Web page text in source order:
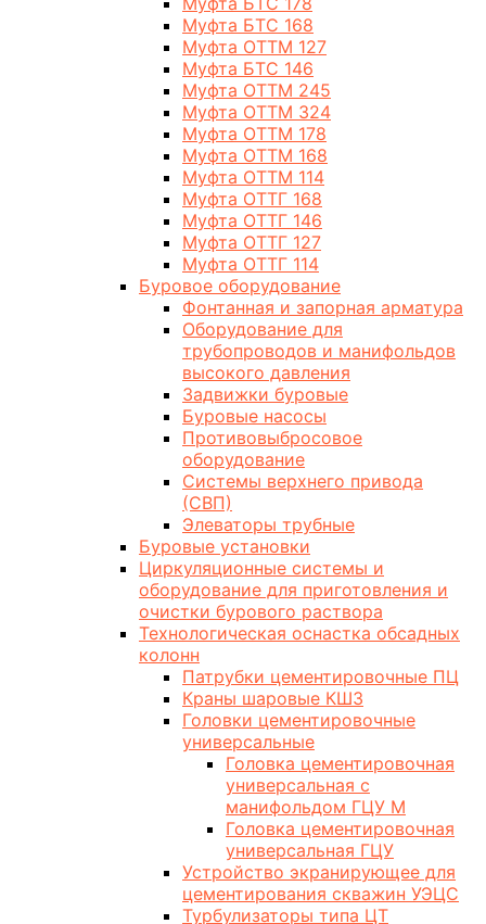
Муфта БТС 168
Муфта ОТТМ 127
Муфта БТС 146
Муфта ОТТМ 245
Муфта ОТТМ 324
Муфта ОТТМ 178
Муфта ОТТМ 168
Муфта ОТТМ 114
Муфта ОТТГ 168
Муфта ОТТГ 146
Муфта ОТТГ 127
Муфта ОТТГ 114
Буровое оборудование
Фонтанная и запорная арматура
Оборудование для
трубопроводов и манифольдов
высокого давления
Задвижки буровые
Буровые насосы
Противовыбросовое
оборудование
Системы верхнего привода
(СВП)
Элеваторы трубные
Буровые установки
Циркуляционные системы и
оборудование для приготовления и
очистки бурового раствора
Технологическая оснастка обсадных
колонн
Патрубки цементировочные ПЦ
Краны шаровые КШЗ
Головки цементировочные
универсальные
Головка цементировочная
универсальная с
манифольдом ГЦУ М
Головка цементировочная
универсальная ГЦУ
Устройство экранирующее для
цементирования скважин УЭЦС
Турбулизаторы типа ЦТ